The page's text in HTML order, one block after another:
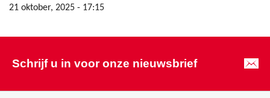
21 oktober, 2025 - 17:15
Schrijf u in voor onze nieuwsbrief